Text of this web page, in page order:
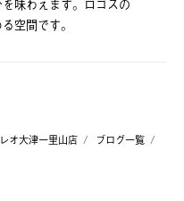
味わえます。ロゴスの
空間です。
オ大津一里山店
ブログ一覧